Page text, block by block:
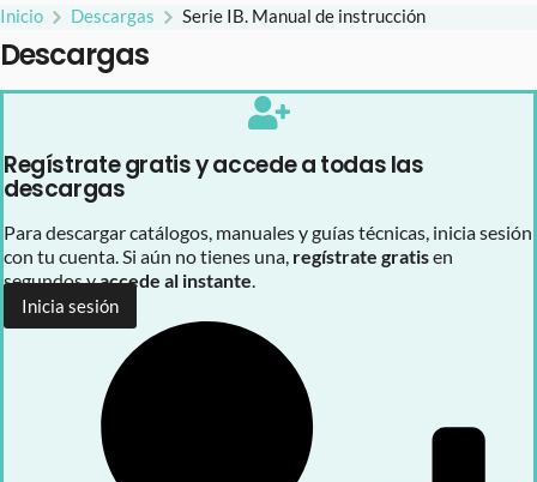
Inicio Descargas Serie IB. Manual de instrucción
Descargas
Regístrate gratis y accede a todas las
descargas
Para descargar catálogos, manuales y guías técnicas, inicia sesión
con tu cuenta. Si aún no tienes una, regístrate gratisen
segundos yaccede al instante.
Inicia sesión